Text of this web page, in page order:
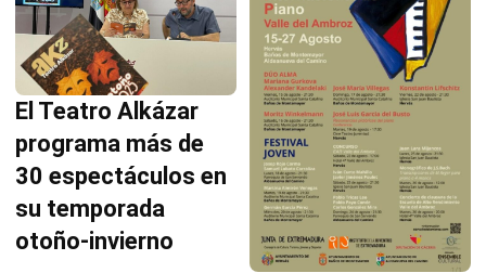
El Teatro Alkázar
programa más de
30 espectáculos en
su temporada
otoño-invierno